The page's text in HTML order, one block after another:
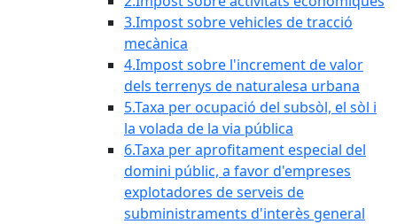
3.Impost sobre vehicles de tracció
mecànica
4.Impost sobre l'increment de valor
dels terrenys de naturalesa urbana
5.Taxa per ocupació del subsòl, el sòl i
la volada de la via pública
6.Taxa per aprofitament especial del
domini públic, a favor d'empreses
explotadores de serveis de
subministraments d'interès general